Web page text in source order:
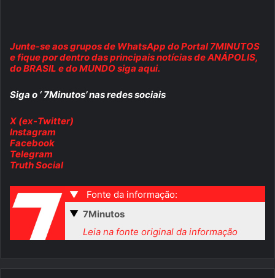
Junte-se aos grupos de WhatsApp do Portal 7MINUTOS
e fique por dentro das principais notícias de ANÁPOLIS,
do BRASIL e do MUNDO siga aqui.
Siga o ‘ 7Minutos’ nas redes sociais
X (ex-Twitter)
Instagram
Facebook
Telegram
Truth Social
▼
Fonte da informação:
▼ 7Minutos
Leia na fonte original da informação